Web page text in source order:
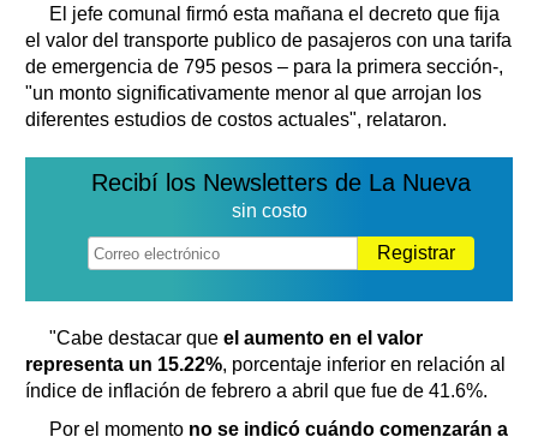
El jefe comunal firmó esta mañana el decreto que fija
el valor del transporte publico de pasajeros con una tarifa
de emergencia de 795 pesos – para la primera sección-,
"un monto significativamente menor al que arrojan los
diferentes estudios de costos actuales", relataron.
Recibí los Newsletters de La Nueva
sin costo
Registrar
"Cabe destacar que el aumento en el valor
representa un 15.22%, porcentaje inferior en relación al
índice de inflación de febrero a abril que fue de 41.6%.
Por el momento no se indicó cuándo comenzarán a